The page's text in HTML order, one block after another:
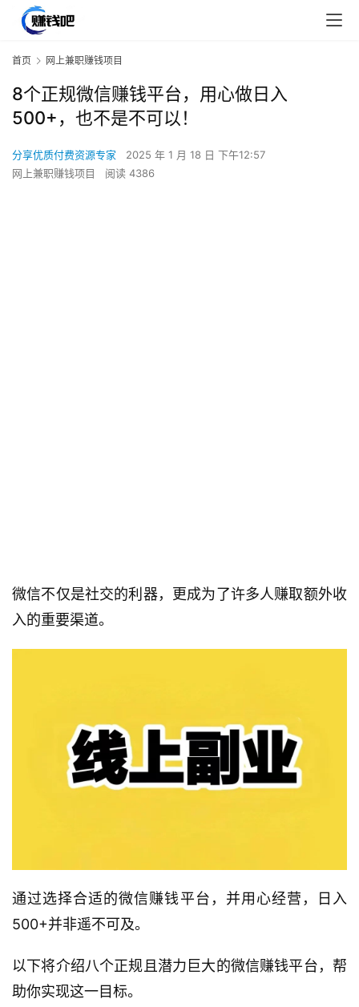
首页 网上兼职赚钱项目
8个正规微信赚钱平台，用心做日入
500+，也不是不可以！
分享优质付费资源专家
2025 年 1 月 18 日 下午12:57
网上兼职赚钱项目
阅读 4386
微信不仅是社交的利器，更成为了许多人赚取额外收
入的重要渠道。
通过选择合适的微信赚钱平台，并用心经营，日入
500+并非遥不可及。
以下将介绍八个正规且潜力巨大的微信赚钱平台，帮
助你实现这一目标。